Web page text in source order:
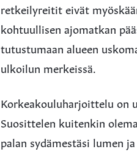
retkeilyreitit eivät
kohtuullisen ajomatkan
tutustumaan alueen
ulkoilun merkeissä.
Korkeakouluharjoittelu on
Suosittelen kuitenkin
palan sydämestäsi lumen